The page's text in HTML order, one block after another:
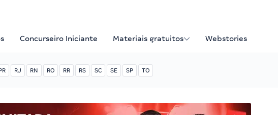
Concurseiro Iniciante Materiais gratuitos Webstories
RJ RN RO RR RS SC SE SP TO